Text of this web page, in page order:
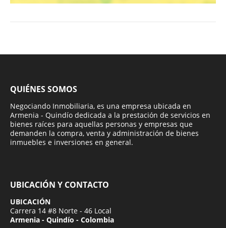
QUIÉNES SOMOS
Negociando Inmobiliaria, es una empresa ubicada en
Armenia - Quindío dedicada a la prestación de servicios en
bienes raíces para aquellas personas y empresas que
demanden la compra, venta y administración de bienes
inmuebles e inversiones en general.
UBICACIÓN Y CONTACTO
UBICACIÓN
Carrera 14 #8 Norte - 46 Local
Armenia - Quindío - Colombia